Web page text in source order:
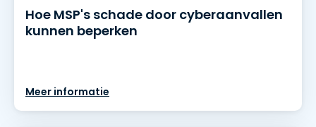
Hoe MSP's schade door cyberaanvallen
kunnen beperken
Meer informatie